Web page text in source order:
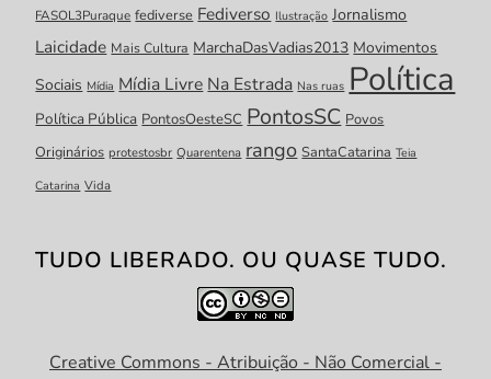
FASOL3Puraque fediverse Fediverso Ilustração Jornalismo
Laicidade Mais Cultura MarchaDasVadias2013 Movimentos
Sociais Mídia Mídia Livre Na Estrada Nas ruas Política
Política Pública PontosOesteSC PontosSC Povos
Originários protestosbr Quarentena rango SantaCatarina Teia
Catarina Vida
TUDO LIBERADO. OU QUASE TUDO.
Creative Commons - Atribuição - Não Comercial -